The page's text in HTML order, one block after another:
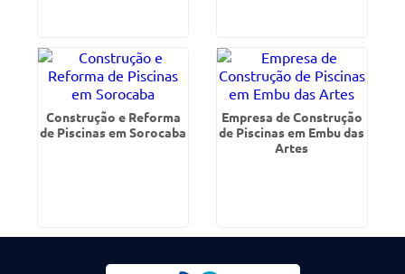
Construção e Reforma
de Piscinas em Sorocaba
Empresa de Construção
de Piscinas em Embu das
Artes